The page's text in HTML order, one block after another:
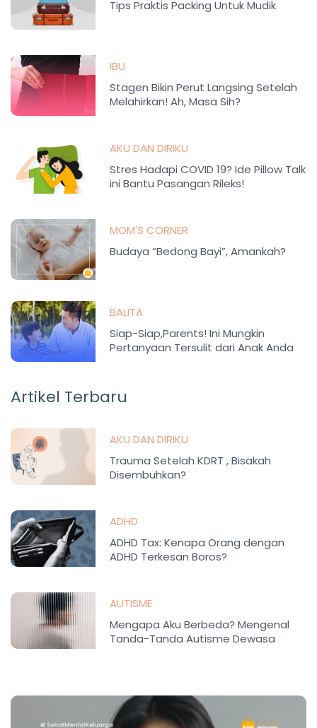
Tips Praktis Packing Untuk Mudik
IBU
Stagen Bikin Perut Langsing Setelah
Melahirkan! Ah, Masa Sih?
AKU DAN DIRIKU
Stres Hadapi COVID 19? Ide Pillow Talk
ini Bantu Pasangan Rileks!
MOM'S CORNER
Budaya “Bedong Bayi”, Amankah?
BALITA
Siap-Siap,Parents! Ini Mungkin
Pertanyaan Tersulit dari Anak Anda
Artikel Terbaru
AKU DAN DIRIKU
Trauma Setelah KDRT , Bisakah
Disembuhkan?
ADHD
ADHD Tax: Kenapa Orang dengan
ADHD Terkesan Boros?
AUTISME
Mengapa Aku Berbeda? Mengenal
Tanda-Tanda Autisme Dewasa